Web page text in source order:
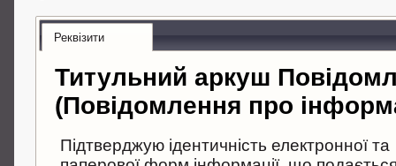
Реквізити
Титульний аркуш
(Повідомлення про
Підтверджую ідентичність електронної та